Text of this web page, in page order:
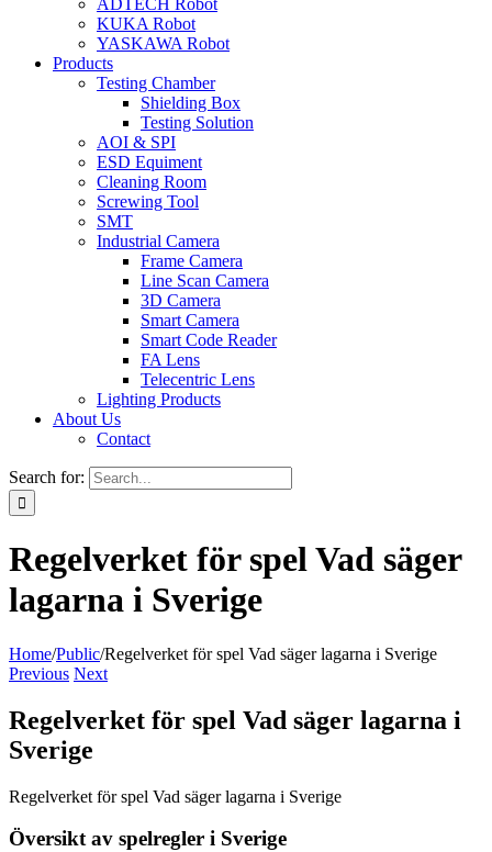
ADTECH Robot
KUKA Robot
YASKAWA Robot
Products
Testing Chamber
Shielding Box
Testing Solution
AOI & SPI
ESD Equiment
Cleaning Room
Screwing Tool
SMT
Industrial Camera
Frame Camera
Line Scan Camera
3D Camera
Smart Camera
Smart Code Reader
FA Lens
Telecentric Lens
Lighting Products
About Us
Contact
Search for:
Regelverket för spel Vad säger
lagarna i Sverige
Home/Public/Regelverket för spel Vad säger lagarna i Sverige
Previous Next
Regelverket för spel Vad säger lagarna i
Sverige
Regelverket för spel Vad säger lagarna i Sverige
Översikt av spelregler i Sverige